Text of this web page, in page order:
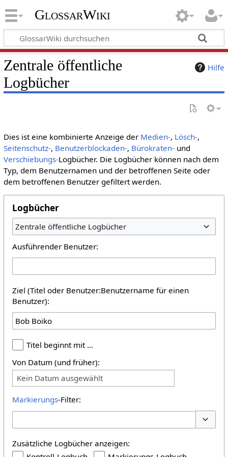
GlossarWiki
Hilfe
Zentrale öffentliche
Logbücher
Dies ist eine kombinierte Anzeige der Medien-, Lösch-,
Seitenschutz-, Benutzerblockaden-, Bürokraten-und
Verschiebungs-Logbücher. Die Logbücher können nach dem
Typ, dem Benutzernamen und der betroffenen Seite oder
dem betroffenen Benutzer gefiltert werden.
Logbücher
Zentrale öffentliche Logbücher
Ausführender Benutzer:
Ziel (Titel oder Benutzer:Benutzername für einen
Benutzer):
Titel beginnt mit …
Von Datum (und früher):
Kein Datum ausgewählt
Markierungs-Filter:
Zusätzliche Logbücher anzeigen: